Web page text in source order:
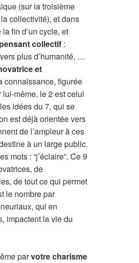
(sur la troisième
collectivité), et dans
fin d’un cycle, et
collectif :
plus d’humanité, …
et
connaissance, figurée
lui-même, le 2 est celui
idées du 7, qui se
est déjà orientée vers
de l’ampleur à ces
à un large public.
mots : “j’éclaire”. Ce 9
de
de tout ce qui permet
le nombre par
qui en
impactent la vie du
parvotre charisme